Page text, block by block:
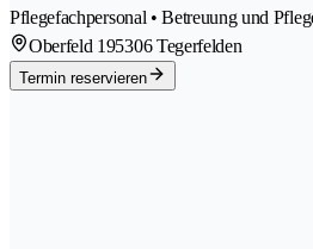
Pflegefachpersonal • Betreuung und
Oberfeld 195306 Tegerfelden
Termin reservieren